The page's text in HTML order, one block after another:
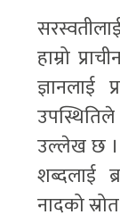
हाम्रो
ज्ञानलाई
उल्लेख छ ।
शब्दलाई
नादको